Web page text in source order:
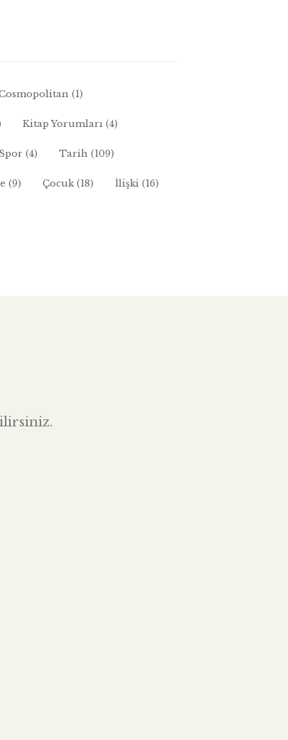
(1)
Kitap Yorumları (4)
Spor (4) Tarih (109)
(9) Çocuk(18) İlişki (16)